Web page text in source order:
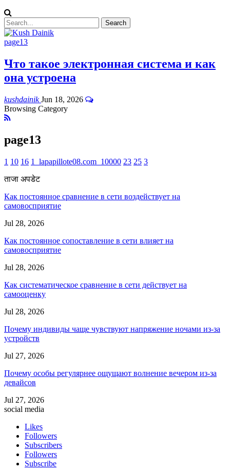
page13
Что такое электронная система и как
она устроена
kushdainikJun 18, 2026
Browsing Category
page13
1 10 16 1_lapapillote08.com_10000 23 25 3
ताजा अपडेट
Как постоянное сравнение в сети воздействует на
самовосприятие
Jul 28, 2026
Как постоянное сопоставление в сети влияет на
самовосприятие
Jul 28, 2026
Как систематическое сравнение в сети действует на
самооценку
Jul 28, 2026
Почему индивиды чаще чувствуют напряжение ночами из-за
устройств
Jul 27, 2026
Почему особы регулярнее ощущают волнение вечером из-за
девайсов
Jul 27, 2026
social media
Likes
Followers
Subscribers
Followers
Subscribe